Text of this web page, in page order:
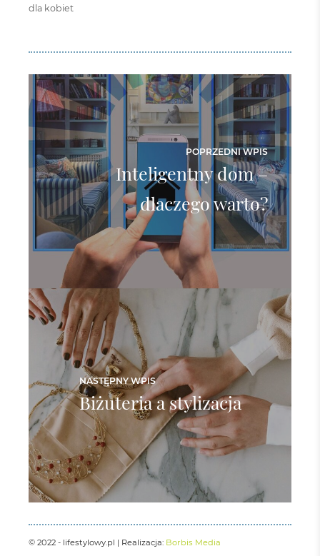
dla kobiet
POPRZEDNI WPIS
Inteligentny dom –
dlaczego warto?
NASTĘPNY WPIS
Biżuteria a stylizacja
© 2022 - lifestylowy.pl | Realizacja: Borbis Media